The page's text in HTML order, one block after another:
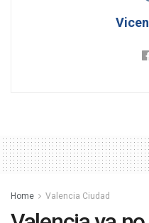
Home Valencia Ciudad